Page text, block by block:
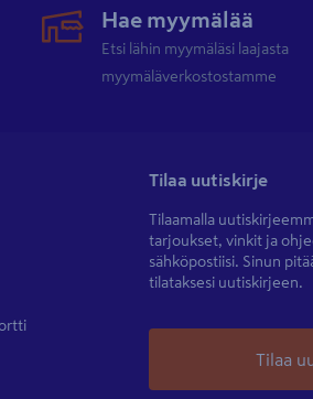
Hae myymälää
Etsi lähin myymäläsi laajasta
myymäläverkostostamme
Tilaa uutiskirje
Tilaamalla
tarjoukset, vinkit ja
sähköpostiisi. Sinun
tilataksesi uutiskirjeen.
Tilaa